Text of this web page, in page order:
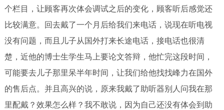
个栏目，让顾客再次体会调试之后的变化，顾客听后感觉还
比较满意。回去戴了一个月后给我们来电话，说现在听电视
没有问题，而且儿子从国外打来长途电话，接电话也很清
楚，近他的博士生学生马上要论文答辩，他忙完这段时间，
可能要去儿子那里呆半年时间，让我们给他找找峰力在国外
的售后点。并且高兴的说，原来我戴了助听器别人问我在那
里配戴？效果怎么样？我不敢说，因为自己还没有体会到助